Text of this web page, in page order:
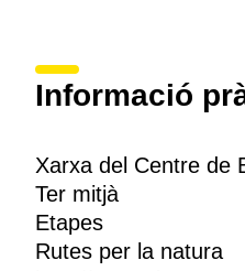
Informació
Xarxa del Centre de
Ter mitjà
Etapes
Rutes per la natura